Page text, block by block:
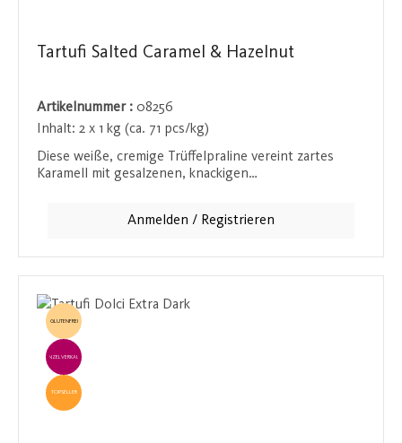
Tartufi Salted Caramel & Hazelnut
Artikelnummer : 08256
Inhalt: 2 x 1 kg (ca. 71 pcs/kg)
Diese weiße, cremige Trüffelpraline vereint zartes
Karamell mit gesalzenen, knackigen
den knackigen Haselnüssen macht jeden Bissen zu
gleichzeitig für einen angenehmen Crunch sorgt. Ein
Muss für Fans von süßen und gleichzeitig salzigen
Leckereien!
Anmelden / Registrieren
GLUTENFREI
EINZELVERKAUF
TOPSELLER